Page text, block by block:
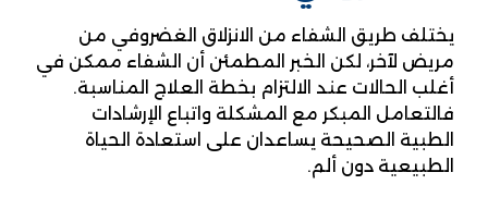
يختلف طريق الشفاء من الانزلاق الغضروفي من
مريض لآخر، لكن الخبر المطمئن أن الشفاء ممكن في
أغلب الحالات عند الالتزام بخطة العلاج المناسبة.
فالتعامل المبكر مع المشكلة واتباع الإرشادات
الطبية الصحيحة يساعدان على استعادة الحياة
الطبيعية دون ألم.